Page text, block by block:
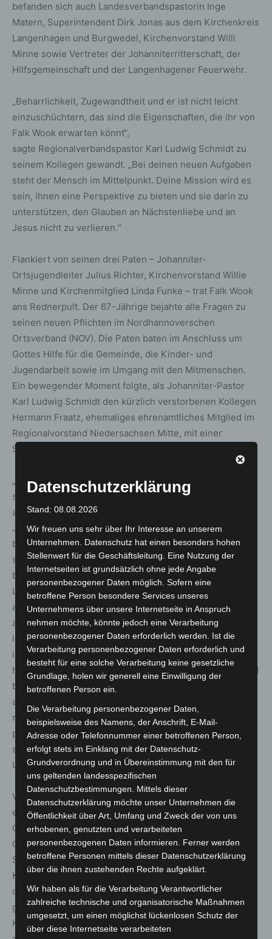
befanden sich auch Landesverbandspastorin Inge
Matern, Superintendent Dirk Jonas aus dem Kirchenkreis
Langenhagen und Burgwedel, Kirchenvorstand Willi
Minne sowie Vertreter der Johanniterritterschaft, der
Hilfsgemeinschaft und der Langenhagener Feuerwehr.
„Beharrlichkeit, Zugewandtheit und er ist nicht leicht
einzuschüchtern, das sind die Eigenschaften, die ihr von
Falk Wook erwarten könnt“,
sagte Regionalverbandspastor Karl Ludwig Schmidt zu
seinem Kollegen gewandt. „Bei deinen neuen Aufgaben
steht der Mensch im Mittelpunkt. Deine Mission wird es
sein, ihnen eine Perspektive zu bieten und sie darin zu
unterstützen, den Glauben an Nächstenliebe und an
Jesus nicht zu verlieren.“
Flankiert von seinen drei Paten – Johanniter-
Ortsjugendleiter Julius Richter, Kirchenvorstand Willie
Minne und Kirchenmitglied Linda Funke – trat Falk Wook
ans Rednerpult. Der 67-Jährige bejahte alle Fragen zu
seinen neuen Pflichten im Nordhannoverschen
Ortsverband (NOV). Die Paten baten im Anschluss um
Gottes Hilfe für die Gemeinde, die Kinder- und
Jugendarbeit sowie im Umgang mit den Mitmenschen.
Ein bewegender Moment folgte, als Johanniter-Pastor
Karl Ludwig Schmidt den kürzlich verstorbenen Kollegen
Hermann Fraatz, ehemaliges ehrenamtliches Mitglied im
Regionalvorstand Niedersachsen Mitte, mit einer
Schweigeminute würdigte.
„Lassen Sie uns mutig sein und niemals aufgeben. Stark
sein für diejenigen, die uns brauchen, und liebevoll für
alle handeln,“ so Falk Wook in seiner Predigt. Seit zwei
Jahren ist er offiziell im Ruhestand, doch seine Berufung
bleibt weiterhin, wie er sagt, immer ein Teil von ihm. In
seiner neuen Funktion im Ortsverband freut er sich
besonders darauf, eine Verbindung mit allen
Langenhagener Johannitern aufzubauen. „Ich ticke
anders, aber das ist eine gute Sache, weil ich eine
andere Perspektive mit einbringe und wir voneinander
lernen können. Ich bin gespannt auf die Erfahrungen,
insbesondere im Bereich der Beratungstätigkeiten. Ich
habe großes Vertrauen in das Leitungsteam des NOV und
bin sicher, dass ihre Unterstützung mir helfen wird, gut
anzukommen. Für alle Mitglieder dieses Ortsverbandes
möchte ich ein offener Zuhörer und Begleiter auf ihrem
persönlichen Weg sein“, sagte Falk Wook und bedankte
sich bei allen Anwesenden für ihr Kommen und ihre
Unterstützung.
Vor dem anschließenden Festempfang im Gemeindehaus
erhielt der neue Ortsverbandspastor vom NOV viele
Glückwünsche, Umarmungen und symbolträchtige
Geschenke. Ehrenamtlicher Regionalvorstand Dr. Robin
Schwerdtfeger holte aus seiner Sakkotasche einen roten
Karabinerhaken und sagte: „Ich habe kein Geschenk für
dich, sondern, wie ich es von der Johanniter-Jugend
gelernt habe, habe ich hier ein Mitbringsel. Dieser
Karabinerhaken ermöglicht es, Gegenstände miteinander
Datenschutzerklärung
Stand: 08.08.2026
Wir freuen uns sehr über Ihr Interesse an unserem
Unternehmen. Datenschutz hat einen besonders hohen
Stellenwert für die Geschäftsleitung. Eine Nutzung der
Internetseiten ist grundsätzlich ohne jede Angabe
personenbezogener Daten möglich. Sofern eine
betroffene Person besondere Services unseres
Unternehmens über unsere Internetseite in Anspruch
nehmen möchte, könnte jedoch eine Verarbeitung
personenbezogener Daten erforderlich werden. Ist die
Verarbeitung personenbezogener Daten erforderlich und
besteht für eine solche Verarbeitung keine gesetzliche
Grundlage, holen wir generell eine Einwilligung der
betroffenen Person ein.
Die Verarbeitung personenbezogener Daten,
beispielsweise des Namens, der Anschrift, E-Mail-
Adresse oder Telefonnummer einer betroffenen Person,
erfolgt stets im Einklang mit der Datenschutz-
Grundverordnung und in Übereinstimmung mit den für
uns geltenden landesspezifischen
Datenschutzbestimmungen. Mittels dieser
Datenschutzerklärung möchte unser Unternehmen die
Öffentlichkeit über Art, Umfang und Zweck der von uns
erhobenen, genutzten und verarbeiteten
personenbezogenen Daten informieren. Ferner werden
betroffene Personen mittels dieser Datenschutzerklärung
über die ihnen zustehenden Rechte aufgeklärt.
Wir haben als für die Verarbeitung Verantwortlicher
zahlreiche technische und organisatorische Maßnahmen
umgesetzt, um einen möglichst lückenlosen Schutz der
über diese Internetseite verarbeiteten